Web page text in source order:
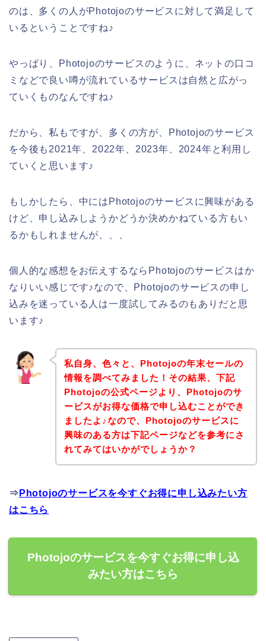
のは、多くの人がPhotojoのサービスに対して満足して
いるということですね♪
やっぱり、Photojoのサービスのように、ネットの口コ
ミなどで良い噂が流れているサービスは自然と広がっ
ていくものなんですね♪
だから、私もですが、多くの方が、Photojoのサービス
を今後も2021年、2022年、2023年、2024年と利用し
ていくと思います♪
もしかしたら、中にはPhotojoのサービスに興味がある
けど、申し込みしようかどうか決めかねている方もい
るかもしれませんが、、、
個人的な感想をお伝えするならPhotojoのサービスはか
なりいい感じです♪なので、Photojoのサービスの申し
込みを迷っている人は一度試してみるのもありだと思
います♪
私自身、色々と、Photojoの年末セールの
情報を調べてみました！その結果、下記
Photojoの公式ページより、Photojoのサ
ービスがお得な価格で申し込むことができ
ましたよ♪なので、Photojoのサービスに
興味のある方は下記ページなどを参考にさ
れてみてはいかがでしょうか？
⇒ Photojoのサービスを今すぐお得に申し込みたい方
はこちら
Photojoのサービスを今すぐお得に申し込
みたい方はこちら